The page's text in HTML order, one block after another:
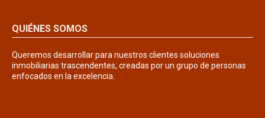
QUIÉNES SOMOS
Queremos desarrollar para nuestros clientes soluciones
inmobiliarias trascendentes, creadas por un grupo de personas
enfocados en la excelencia.